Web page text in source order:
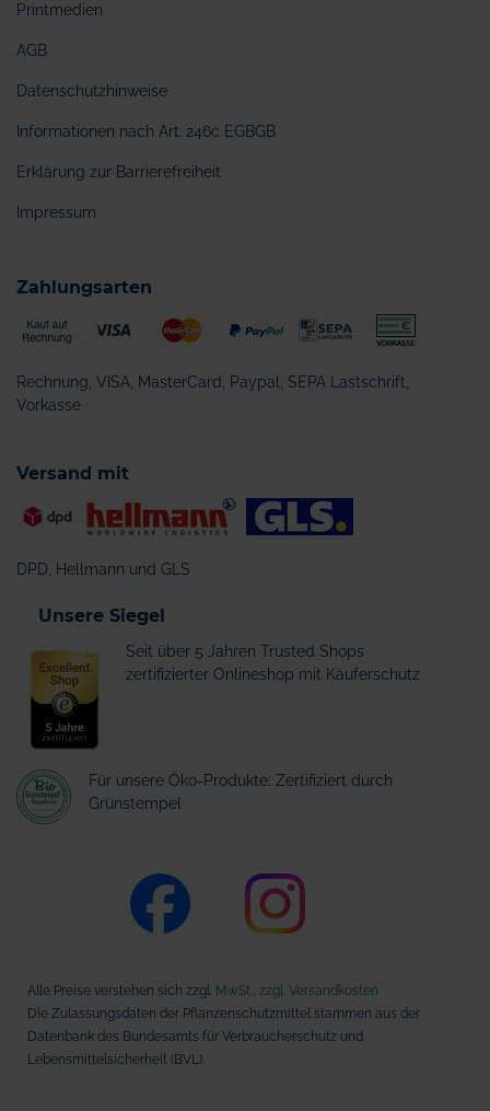
Printmedien
AGB
Datenschutzhinweise
Informationen nach Art. 246c EGBGB
Erklärung zur Barrierefreiheit
Impressum
Zahlungsarten
Rechnung, VISA, MasterCard, Paypal, SEPA Lastschrift,
Vorkasse
Versand mit
DPD, Hellmann und GLS
Unsere Siegel
Seit über 5 Jahren Trusted Shops
zertifizierter Onlineshop mit Käuferschutz
Für unsere Öko-Produkte: Zertifiziert durch
Grünstempel
Alle Preise verstehen sich zzgl. MwSt., zzgl. Versandkosten
Die Zulassungsdaten der Pflanzenschutzmittel stammen aus der
Datenbank des Bundesamts für Verbraucherschutz und
Lebensmittelsicherheit (BVL).